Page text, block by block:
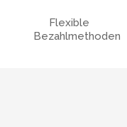
Flexible
Bezahlmethoden